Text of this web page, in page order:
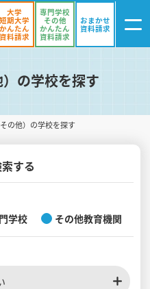
気になる
を探す
大学
短期大学
かんたん
資料請求
専門学校
その他
かんたん
資料請求
おまかせ
資料請求
の学校を探す
の他）の学校を探す
する
学校 その他教育機関